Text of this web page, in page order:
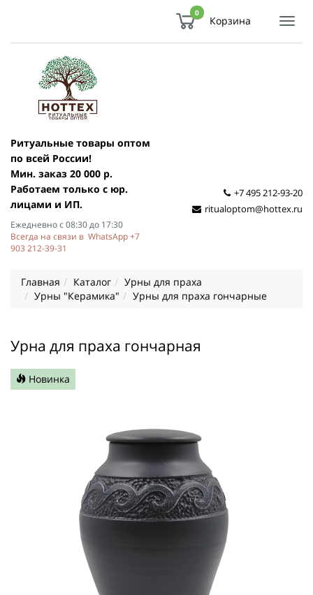
0
Корзина
Ритуальные товары оптом
по всей России!
Мин. заказ 20 000 р.
Работаем только с юр.
лицами и ИП.
Ежедневно с 08:30 до 17:30
Всегда на связи в WhatsApp +7
903 212-39-31
+7 495 212-93-20
ritualoptom@hottex.ru
Главная Каталог
Урны для праха
Урны "Керамика"
Урны для праха гончарные
Урна для праха гончарная
Новинка